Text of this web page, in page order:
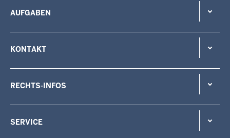
AUFGABEN
KONTAKT
RECHTS-INFOS
SERVICE